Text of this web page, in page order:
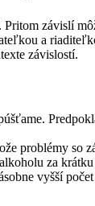
závislí
a
závislostí.
problémy
za
vyšší